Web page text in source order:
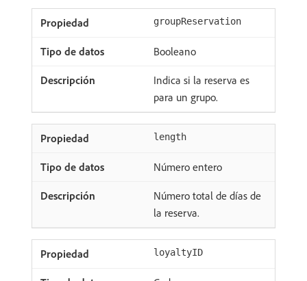
groupReservation
Booleano
Indica si la reserva es
para un grupo.
length
Número entero
Número total de días de
la reserva.
loyaltyID